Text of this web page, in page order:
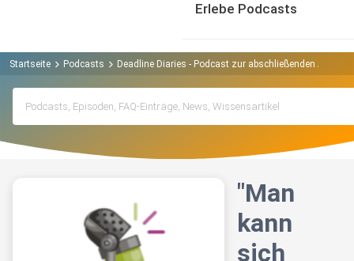
Erlebe Podcasts
Startseite Podcasts Deadline Diaries - Podcast zur abschließenden Arbeit
"Man
kann
sich